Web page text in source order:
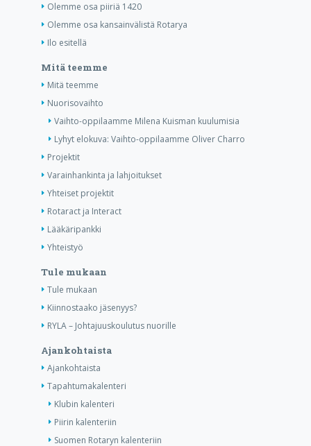
Olemme osa piiriä 1420
Olemme osa kansainvälistä Rotarya
Ilo esitellä
Mitä teemme
Mitä teemme
Nuorisovaihto
Vaihto-oppilaamme Milena Kuisman kuulumisia
Lyhyt elokuva: Vaihto-oppilaamme Oliver Charro
Projektit
Varainhankinta ja lahjoitukset
Yhteiset projektit
Rotaract ja Interact
Lääkäripankki
Yhteistyö
Tule mukaan
Tule mukaan
Kiinnostaako jäsenyys?
RYLA – Johtajuuskoulutus nuorille
Ajankohtaista
Ajankohtaista
Tapahtumakalenteri
Klubin kalenteri
Piirin kalenteriin
Suomen Rotaryn kalenteriin